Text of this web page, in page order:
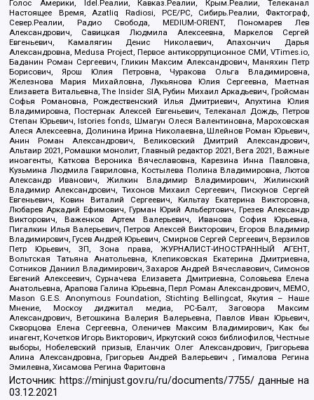
Голос Америки, Idel.Реалии, Кавказ.Реалии, Крым.Реалии, Телеканал
Настоящее Время, Azatliq Radiosi, PCE/PC, Сибирь.Реалии, Фактограф,
Север.Реалии, Радио Свобода, MEDIUM-ORIENT, Пономарев Лев
Александрович, Савицкая Людмила Алексеевна, Маркелов Сергей
Евгеньевич, Камалягин Денис Николаевич, Апахончич Дарья
Александровна, Medusa Project, Первое антикоррупционное СМИ, VTimes.io,
Баданин Роман Сергеевич, Гликин Максим Александрович, Маняхин Петр
Борисович, Ярош Юлия Петровна, Чуракова Ольга Владимировна,
Железнова Мария Михайловна, Лукьянова Юлия Сергеевна, Маетная
Елизавета Витальевна, The Insider SIA, Рубин Михаил Аркадьевич, Гройсман
Софья Романовна, Рождественский Илья Дмитриевич, Апухтина Юлия
Владимировна, Постернак Алексей Евгеньевич, Телеканал Дождь, Петров
Степан Юрьевич, Istories fonds, Шмагун Олеся Валентиновна, Мароховская
Алеся Алексеевна, Долинина Ирина Николаевна, Шлейнов Роман Юрьевич,
Анин Роман Александрович, Великовский Дмитрий Александрович,
Альтаир 2021, Ромашки монолит, Главный редактор 2021, Вега 2021, Важные
иноагенты, Каткова Вероника Вячеславовна, Карезина Инна Павловна,
Кузьмина Людмила Гавриловна, Костылева Полина Владимировна, Лютов
Александр Иванович, Жилкин Владимир Владимирович, Жилинский
Владимир Александрович, Тихонов Михаил Сергеевич, Пискунов Сергей
Евгеньевич, Ковин Виталий Сергеевич, Кильтау Екатерина Викторовна,
Любарев Аркадий Ефимович, Гурман Юрий Альбертович, Грезев Александр
Викторович, Важенков Артем Валерьевич, Иванова София Юрьевна,
Пигалкин Илья Валерьевич, Петров Алексей Викторович, Егоров Владимир
Владимирович, Гусев Андрей Юрьевич, Смирнов Сергей Сергеевич, Верзилов
Петр Юрьевич, ЗП, Зона права, ЖУРНАЛИСТ-ИНОСТРАННЫЙ АГЕНТ,
Вольтская Татьяна Анатольевна, Клепиковская Екатерина Дмитриевна,
Сотников Даниил Владимирович, Захаров Андрей Вячеславович, Симонов
Евгений Алексеевич, Сурначева Елизавета Дмитриевна, Соловьева Елена
Анатольевна, Арапова Галина Юрьевна, Перл Роман Александрович, МЕМО,
Mason G.E.S. Anonymous Foundation, Stichting Bellingcat, Якутия – Наше
Мнение, Москоу диджитал медиа, РС-Балт, Заговора Максим
Александрович, Ветошкина Валерия Валерьевна, Павлов Иван Юрьевич,
Скворцова Елена Сергеевна, Оленичев Максим Владимирович, Как бы
инагент, Кочетков Игорь Викторович, Иркутский союз библиофилов, Честные
выборы, Нобелевский призыв, Еланчик Олег Александрович, Григорьева
Алина Александровна, Григорьев Андрей Валерьевич , Гималова Регина
Эмилевна, Хисамова Регина Фаритовна
Источник: https://minjust.gov.ru/ru/documents/7755/ данные на
03.12.2021